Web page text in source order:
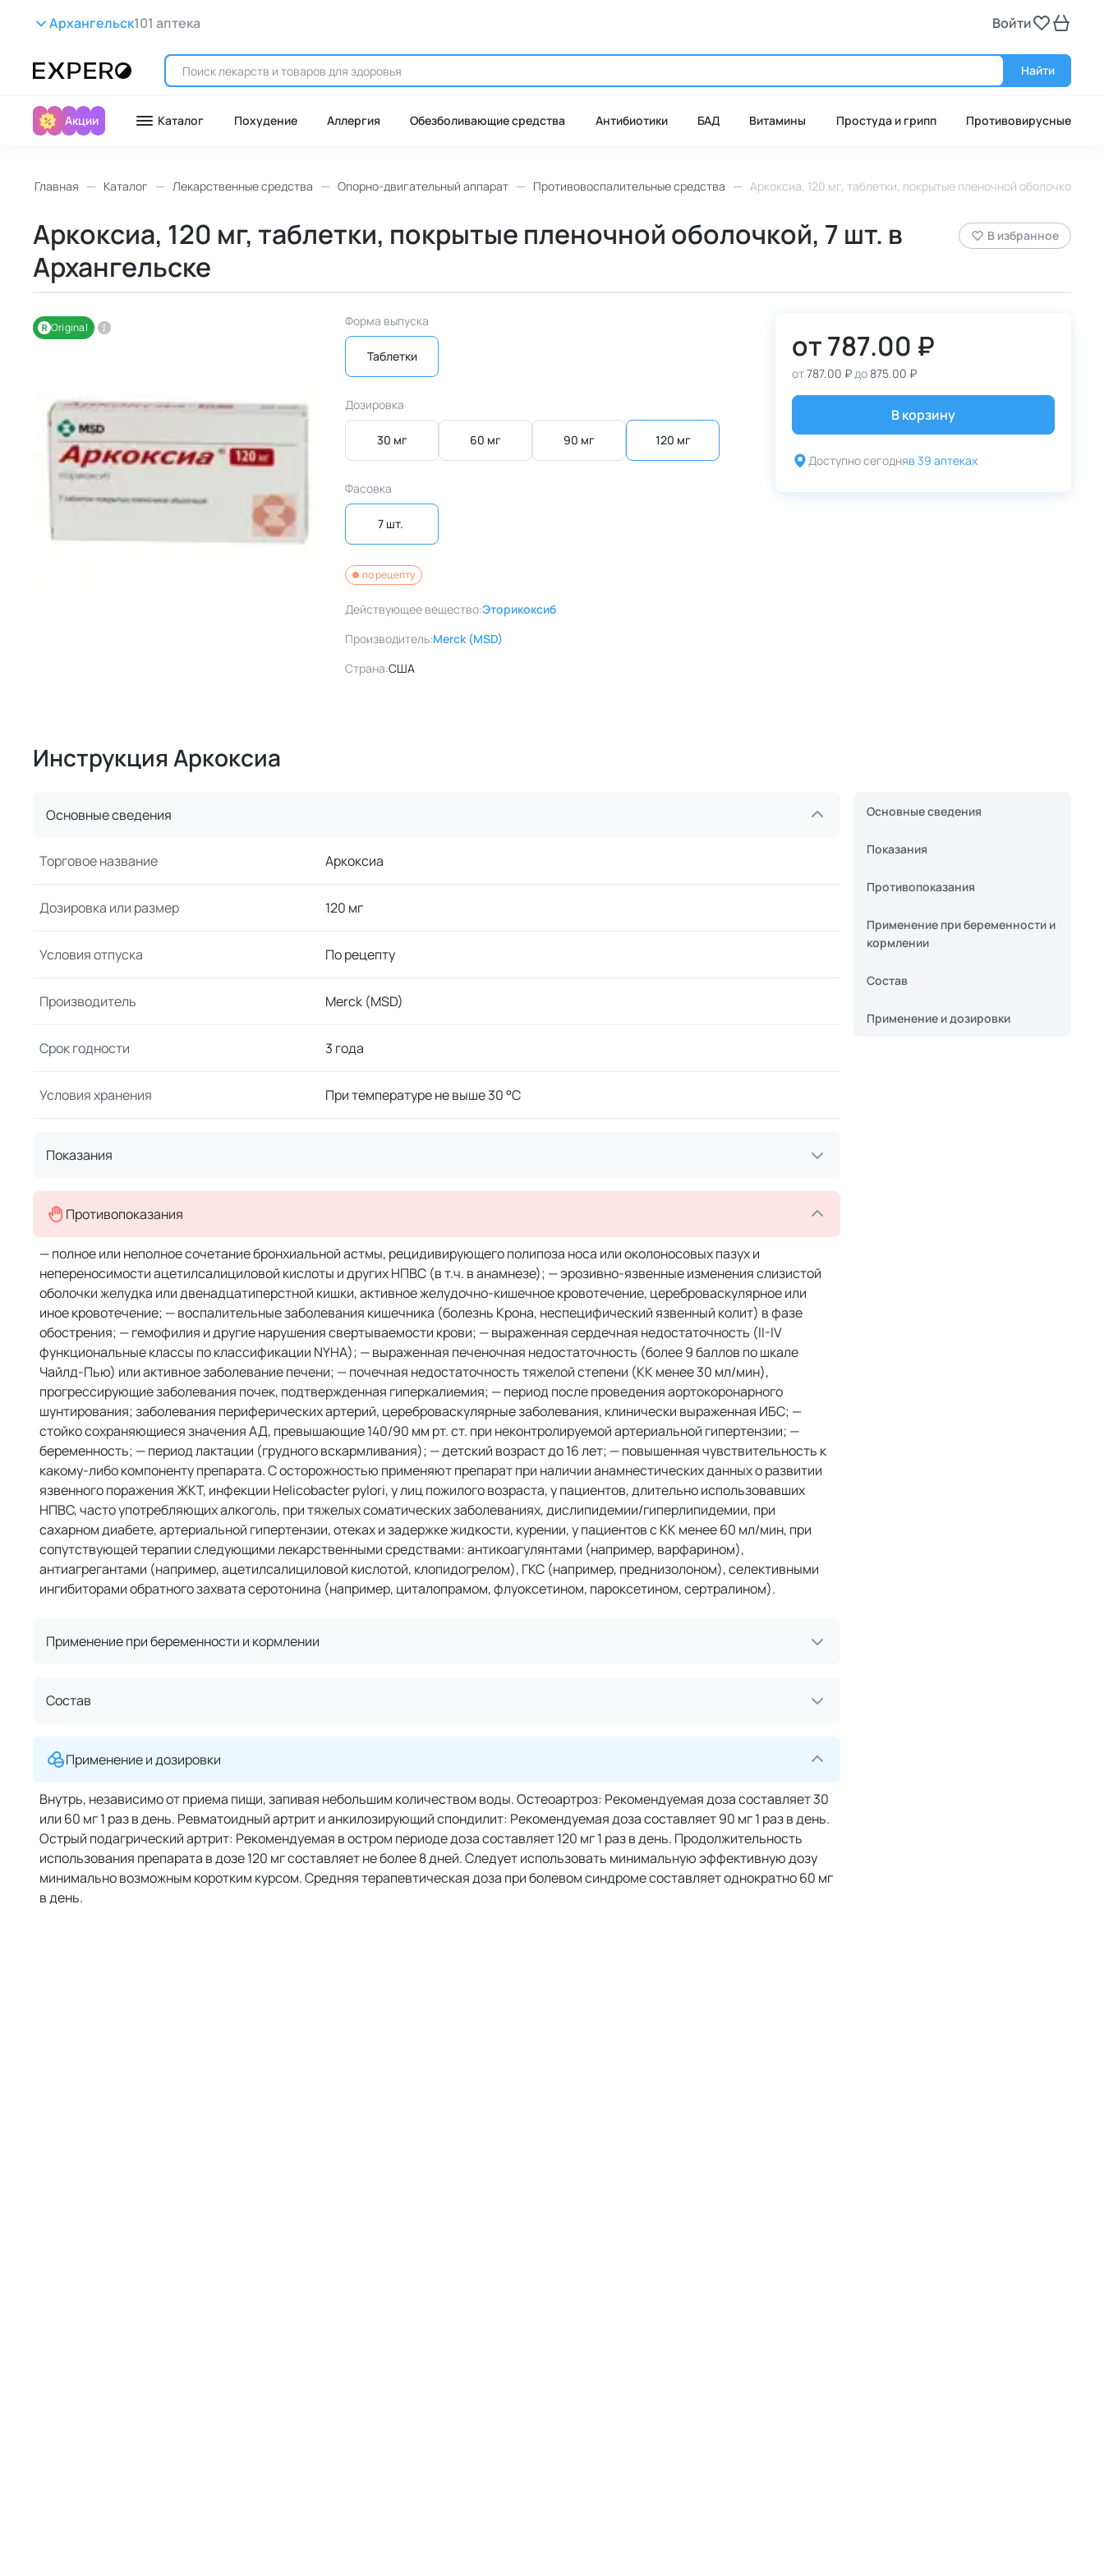
Архангельск101 аптека Войти
Найти
Акции Каталог Похудение Аллергия Обезболивающие средства Антибиотики БАД Витамины Простуда и грипп Противовирусные
Главная Каталог Лекарственные средства Опорно-двигательный аппарат Противовоспалительные средства Аркоксиа, 120 мг, таблетки, покрытые пленочной оболочкой, 7
Аркоксиа, 120 мг, таблетки, покрытые пленочной оболочкой, 7 шт. в
Архангельске
В избранное
Original Форма выпуска
Таблетки
Дозировка
30 мг 60 мг 90 мг 120 мг
Фасовка
7 шт.
по рецепту
Действующее вещество:Эторикоксиб
Производитель:Merck (MSD)
Страна:США
от787.00 ₽
от787.00 ₽до 875.00 ₽
В корзину
Доступно сегодняв 39 аптеках
Инструкция Аркоксиа
Основные сведения
Торговое название Аркоксиа
Дозировка или размер 120 мг
Условия отпуска По рецепту
Производитель Merck (MSD)
Срок годности 3 года
Условия хранения При температуре не выше 30 °C
Показания
Противопоказания
— полное или неполное сочетание бронхиальной астмы, рецидивирующего полипоза носа или околоносовых пазух и
непереносимости ацетилсалициловой кислоты и других НПВС (в т.ч. в анамнезе); — эрозивно-язвенные изменения слизистой
оболочки желудка или двенадцатиперстной кишки, активное желудочно-кишечное кровотечение, цереброваскулярное или
иное кровотечение; — воспалительные заболевания кишечника (болезнь Крона, неспецифический язвенный колит) в фазе
обострения; — гемофилия и другие нарушения свертываемости крови; — выраженная сердечная недостаточность (II-IV
функциональные классы по классификации NYHA); — выраженная печеночная недостаточность (более 9 баллов по шкале
Чайлд-Пью) или активное заболевание печени; — почечная недостаточность тяжелой степени (КК менее 30 мл/мин),
прогрессирующие заболевания почек, подтвержденная гиперкалиемия; — период после проведения аортокоронарного
шунтирования; заболевания периферических артерий, цереброваскулярные заболевания, клинически выраженная ИБС; —
стойко сохраняющиеся значения АД, превышающие 140/90 мм рт. ст. при неконтролируемой артериальной гипертензии; —
беременность; — период лактации (грудного вскармливания); — детский возраст до 16 лет; — повышенная чувствительность к
какому-либо компоненту препарата. С осторожностью применяют препарат при наличии анамнестических данных о развитии
язвенного поражения ЖКТ, инфекции Helicobacter pylori, у лиц пожилого возраста, у пациентов, длительно использовавших
НПВС, часто употребляющих алкоголь, при тяжелых соматических заболеваниях, дислипидемии/гиперлипидемии, при
сахарном диабете, артериальной гипертензии, отеках и задержке жидкости, курении, у пациентов с КК менее 60 мл/мин, при
сопутствующей терапии следующими лекарственными средствами: антикоагулянтами (например, варфарином),
антиагрегантами (например, ацетилсалициловой кислотой, клопидогрелом), ГКС (например, преднизолоном), селективными
ингибиторами обратного захвата серотонина (например, циталопрамом, флуоксетином, пароксетином, сертралином).
Применение при беременности и кормлении
Состав
Применение и дозировки
Внутрь, независимо от приема пищи, запивая небольшим количеством воды. Остеоартроз: Рекомендуемая доза составляет 30
или 60 мг 1 раз в день. Ревматоидный артрит и анкилозирующий спондилит: Рекомендуемая доза составляет 90 мг 1 раз в день.
Острый подагрический артрит: Рекомендуемая в остром периоде доза составляет 120 мг 1 раз в день. Продолжительность
использования препарата в дозе 120 мг составляет не более 8 дней. Следует использовать минимальную эффективную дозу
минимально возможным коротким курсом. Средняя терапевтическая доза при болевом синдроме составляет однократно 60 мг
в день.
Основные сведения
Показания
Противопоказания
Применение при беременности и
кормлении
Состав
Применение и дозировки